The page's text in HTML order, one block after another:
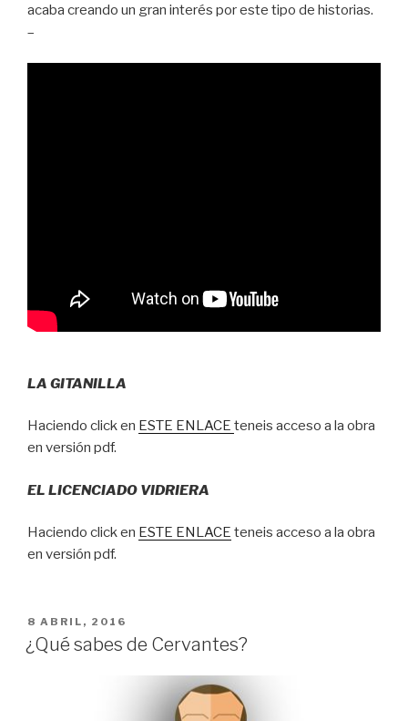
acaba creando un gran interés por este tipo de historias.
–
LA GITANILLA
Haciendo click en ESTE ENLACE teneis acceso a la obra
en versión pdf.
EL LICENCIADO VIDRIERA
Haciendo click en ESTE ENLACE teneis acceso a la obra
en versión pdf.
PUBLICADO
EN
8 ABRIL, 2016
¿Qué sabes de Cervantes?